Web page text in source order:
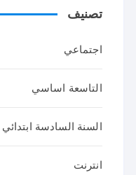
تصنيف
اجتماعي
التاسعة اساسي
السنة السادسة ابتدائي
انترنت